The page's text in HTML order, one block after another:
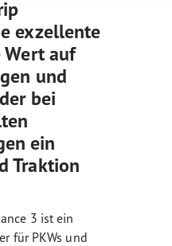
exzellente
Wert auf
und
bei
ein
Traktion
3 ist ein
für PKWs und